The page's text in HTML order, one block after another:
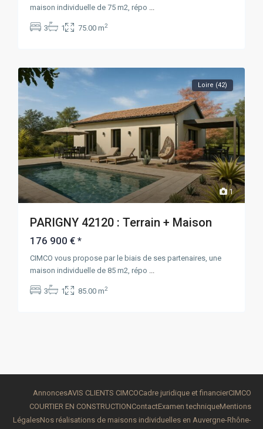
maison individuelle de 75 m2, répo
3 1 75.00 m2
1
Loire (42)
PARIGNY 42120 : Terrain + Maison
176 900 €*
CIMCO vous propose par le biais de ses partenaires, une
maison individuelle de 85 m2, répo
3 1 85.00 m2
AnnoncesAVIS CLIENTS CIMCOCadre juridique et financierCIMCO
COURTIER EN CONSTRUCTIONContactExamen techniqueMentions
LégalesNos réalisations de maisons individuelles en Auvergne-Rhône-